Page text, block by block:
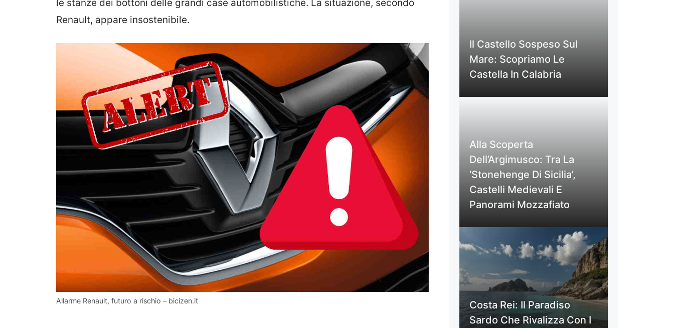
le stanze dei bottoni delle grandi case automobilistiche. La situazione, secondo
Renault, appare insostenibile.
Allarme Renault, futuro a rischio – bicizen.it
Il Castello Sospeso Sul
Mare: Scopriamo Le
Castella In Calabria
Alla Scoperta
Dell’Argimusco: Tra La
‘Stonehenge Di Sicilia’,
Castelli Medievali E
Panorami Mozzafiato
Costa Rei: Il Paradiso
Sardo Che Rivalizza Con I